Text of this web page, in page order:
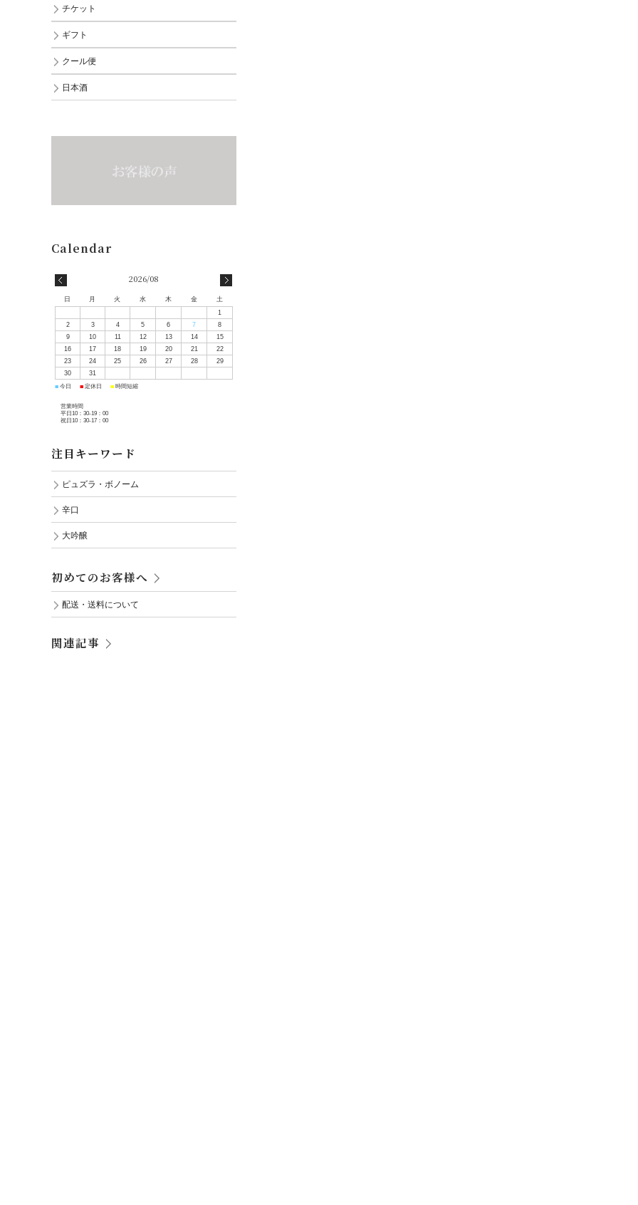
チケット
ギフト
クール便
日本酒
2026/08
日 月 火 水 木 金
土
1
2
3 4 5 6 7
8
9
10 11 12 13 14
15
16
17 18 19 20 21
22
23
24 25 26 27 28
29
30
31
■ 今日 ■ 定休日 ■ 時間短縮
営業時間
平日10：30-19：00
祝日10：30-17：00
注目キーワード
ピュズラ・ボノーム
辛口
大吟醸
初めてのお客様へ
配送・送料について
関連記事